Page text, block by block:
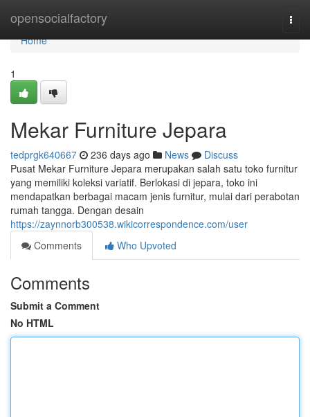
opensocialfactory
Home
Home
1
Mekar Furniture Jepara
tedprgk640667 236 days ago News
Discuss
Pusat Mekar Furniture Jepara merupakan salah satu toko furnitur
yang memiliki koleksi variatif. Berlokasi di jepara, toko ini
mendapatkan berbagai macam jenis furnitur, mulai dari perabotan
rumah tangga. Dengan desain
https://zaynnorb300538.wikicorrespondence.com/user
Comments
Who Upvoted
Comments
Submit a Comment
No HTML